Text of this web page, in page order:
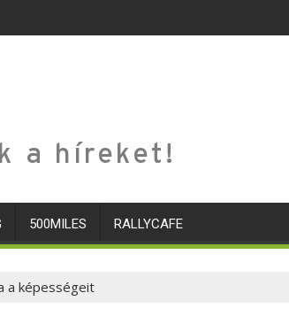
a híreket!
500MILES RALLYCAFE
a képességeit